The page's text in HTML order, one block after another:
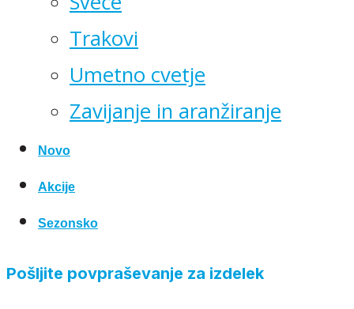
Trakovi
Umetno cvetje
Zavijanje in aranžiranje
Novo
Akcije
Sezonsko
Pošljite povpraševanje za izdelek